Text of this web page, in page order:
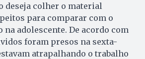
deseja colher o material
para comparar com o
adolescente. De acordo com
foram presos na sexta-
atrapalhando o trabalho